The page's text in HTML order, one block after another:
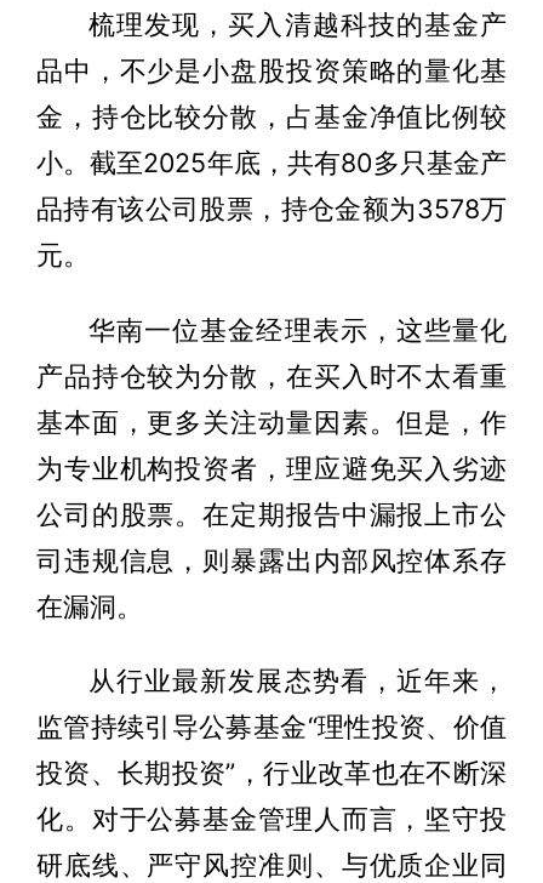
梳理发现，买入清越科技的基金产
品中，不少是小盘股投资策略的量化基
金，持仓比较分散，占基金净值比例较
小。截至2025年底，共有80多只基金产
品持有该公司股票，持仓金额为3578万
元。
华南一位基金经理表示，这些量化
产品持仓较为分散，在买入时不太看重
基本面，更多关注动量因素。但是，作
为专业机构投资者，理应避免买入劣迹
公司的股票。在定期报告中漏报上市公
司违规信息，则暴露出内部风控体系存
在漏洞。
从行业最新发展态势看，近年来，
监管持续引导公募基金“理性投资、价值
投资、长期投资”，行业改革也在不断深
化。对于公募基金管理人而言，坚守投
研底线、严守风控准则、与优质企业同